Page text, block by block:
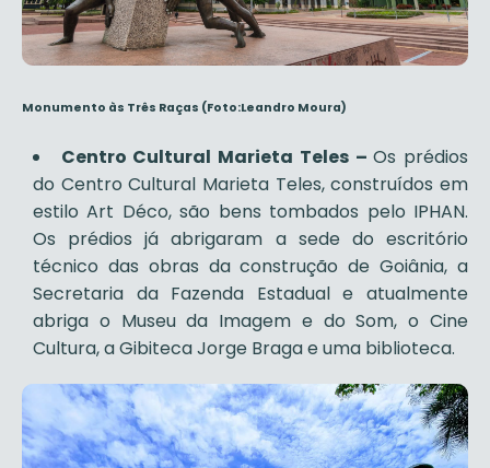
Monumento às Três Raças (Foto:Leandro Moura)
Centro Cultural Marieta Teles –Os prédios
do Centro Cultural Marieta Teles, construídos em
estilo Art Déco, são bens tombados pelo IPHAN.
Os prédios já abrigaram a sede do escritório
técnico das obras da construção de Goiânia, a
Secretaria da Fazenda Estadual e atualmente
abriga o Museu da Imagem e do Som, o Cine
Cultura, a Gibiteca Jorge Braga e uma biblioteca.